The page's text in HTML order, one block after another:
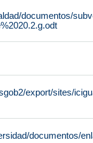
documentos/
export/sites/
documentos/